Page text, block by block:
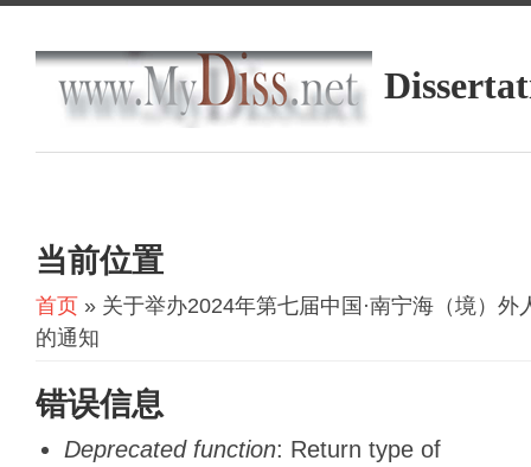
当前位置
首页 » 关于举办2024年第七届中国·南宁海（境）
的通知
错误信息
Deprecated function: Return type of